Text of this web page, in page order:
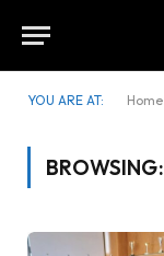
YOU ARE AT: Home
BROWSING: